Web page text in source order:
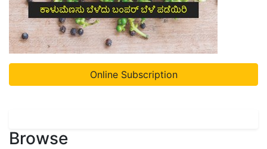
Online Subscription
Browse